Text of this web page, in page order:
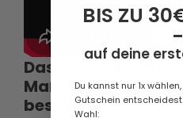
Das AIKO ABC-
Maßstäbe in
besser?
BIS ZU
-
auf deine
Du kannst nur 1x
Gutschein
Wahl: